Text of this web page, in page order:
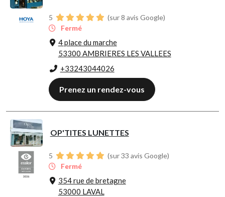
5
(sur 8 avis Google)
Fermé
4 place du marche
53300 AMBRIERES LES VALLEES
+33243044026
Prenez un rendez-vous
OP'TITES LUNETTES
5
(sur 33 avis Google)
Fermé
354 rue de bretagne
53000 LAVAL